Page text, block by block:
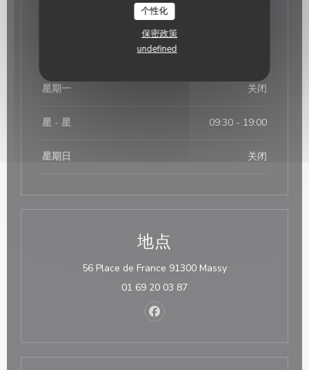
个性化
保密政策
undefined
营业时间
星期一 关闭
星 - 星 09:30 - 19:00
星期日 关闭
地点
56 Place de France 91300 Massy((在新窗口中打开))
01 69 20 03 87
Facebook ((在新窗口中打开))